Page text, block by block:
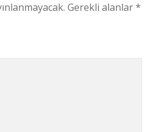
Gerekli alanlar*